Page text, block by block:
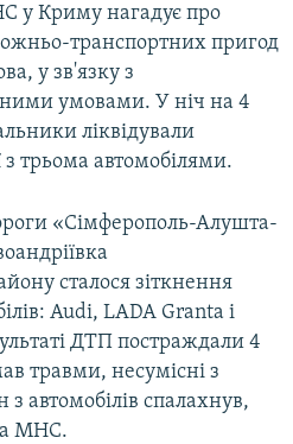
у Криму нагадує про
транспортних пригод
у зв'язку з
умовами. У ніч на 4
ліквідували
з трьома автомобілями.
«Сімферополь-Алушта-
сталося зіткнення
Audi, LADA Granta і
ДТП постраждали 4
травми, несумісні з
автомобілів спалахнув,
МНС.